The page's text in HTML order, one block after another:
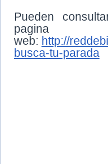
Pueden
pagina
web: http://
busca-tu-parada